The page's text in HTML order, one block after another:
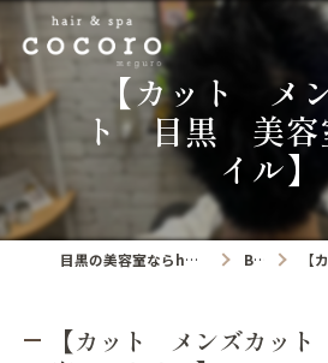
【カット メ
ト 目黒 美容
イル】
目黒の美容室ならhair&spa cocoro Blog 【
【カット メンズカッ